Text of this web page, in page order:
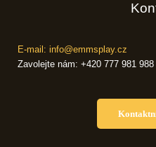
E-mail: info@emmsplay.cz
Zavolejte nám: +420 777 981